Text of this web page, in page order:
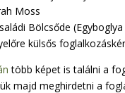
Moss
Bölcsőde
külsős
több képet is találni a
majd meghirdetni a